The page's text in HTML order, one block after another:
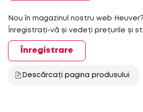
Nou în magazinul nostru web
Înregistrați-vă și vedeți prețurile și
Înregistrare
Descărcați pagina produsului